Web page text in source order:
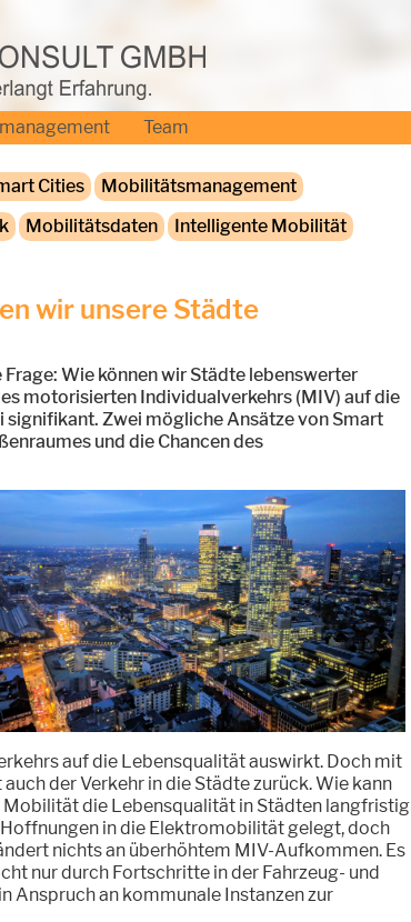
Team
Cities
Mobilitätsmanagement
Mobilitätsdaten
Intelligente Mobilität
wir unsere Städte
Wie können wir Städte lebenswerter
motorisierten Individualverkehrs (MIV) auf die
signifikant. Zwei mögliche Ansätze von Smart
und die Chancen des
auf die Lebensqualität auswirkt. Doch mit
der Verkehr in die Städte zurück. Wie kann
die Lebensqualität in Städten langfristig
in die Elektromobilität gelegt, doch
nichts an überhöhtem MIV-Aufkommen. Es
nur durch Fortschritte in der Fahrzeug- und
Anspruch an kommunale Instanzen zur